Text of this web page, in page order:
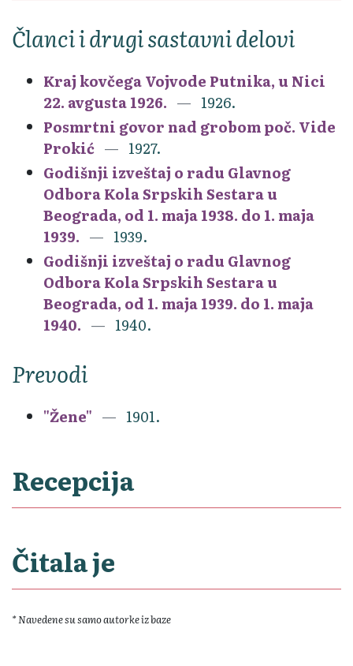
Članci i drugi sastavni delovi
Kraj kovčega Vojvode Putnika, u Nici
22. avgusta 1926.
1926.
Posmrtni govor nad grobom poč. Vide
Prokić
1927.
Godišnji izveštaj o radu Glavnog
Odbora Kola Srpskih Sestara u
Beograda, od 1. maja 1938. do 1. maja
1939.
1939.
Godišnji izveštaj o radu Glavnog
Odbora Kola Srpskih Sestara u
Beograda, od 1. maja 1939. do 1. maja
1940.
1940.
Prevodi
"Žene" 1901.
Recepcija
Čitala je
* Navedene su samo autorke iz baze